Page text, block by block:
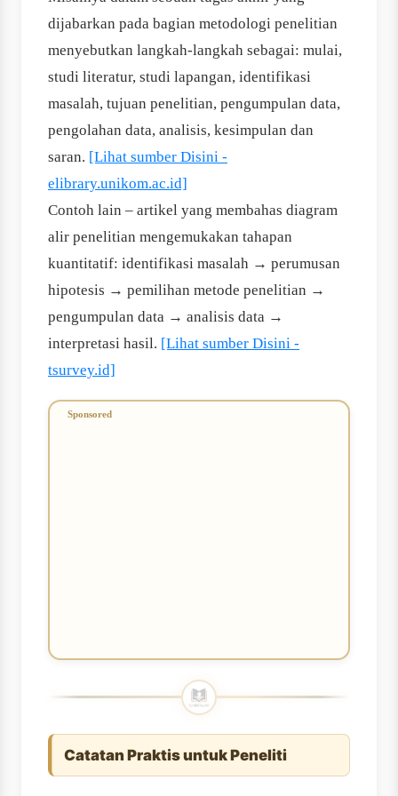
dijabarkan pada bagian metodologi penelitian
menyebutkan langkah-langkah sebagai: mulai,
studi literatur, studi lapangan, identifikasi
masalah, tujuan penelitian, pengumpulan data,
pengolahan data, analisis, kesimpulan dan
saran. [Lihat sumber Disini -
elibrary.unikom.ac.id]
Contoh lain – artikel yang membahas diagram
alir penelitian mengemukakan tahapan
kuantitatif: identifikasi masalah → perumusan
hipotesis → pemilihan metode penelitian →
pengumpulan data → analisis data →
interpretasi hasil. [Lihat sumber Disini -
tsurvey.id]
Catatan Praktis untuk Peneliti